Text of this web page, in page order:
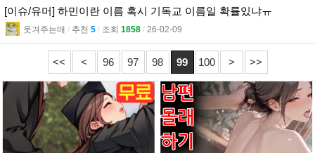
[이슈/유머] 하민이란 이름 혹시 기독교 이름일 확률있냐ㅠ
웃겨주는매 l 추천 5 l 조회 1858 l 26-02-09
<< < 96 97 98 99 100 > >>